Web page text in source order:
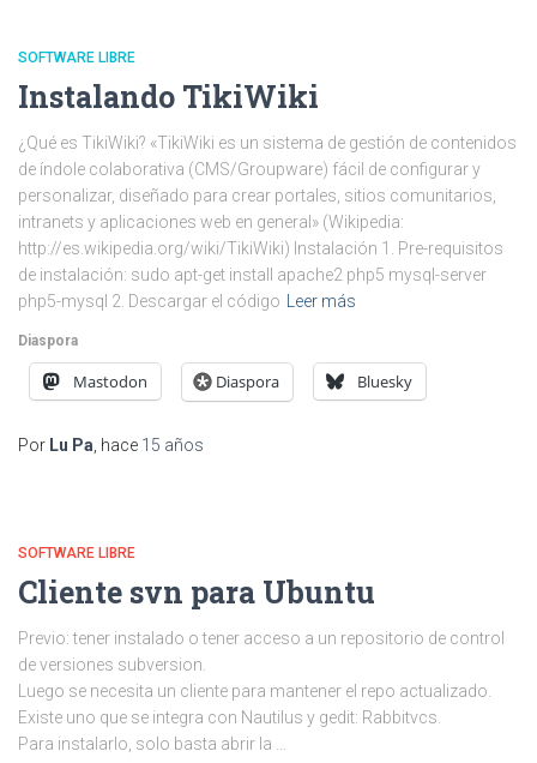
SOFTWARE LIBRE
Instalando TikiWiki
¿Qué es TikiWiki? «TikiWiki es un sistema de gestión de contenidos
de índole colaborativa (CMS/Groupware) fácil de configurar y
personalizar, diseñado para crear portales, sitios comunitarios,
intranets y aplicaciones web en general» (Wikipedia:
http://es.wikipedia.org/wiki/TikiWiki) Instalación 1. Pre-requisitos
de instalación: sudo apt-get install apache2 php5 mysql-server
php5-mysql 2. Descargar el código
Leer más
Diaspora
Mastodon Diaspora Bluesky
Por Lu Pa , hace 15 años
SOFTWARE LIBRE
Cliente svn para Ubuntu
Previo: tener instalado o tener acceso a un repositorio de control
de versiones subversion.
Luego se necesita un cliente para mantener el repo actualizado.
Existe uno que se integra con Nautilus y gedit: Rabbitvcs.
Para instalarlo, solo basta abrir la …